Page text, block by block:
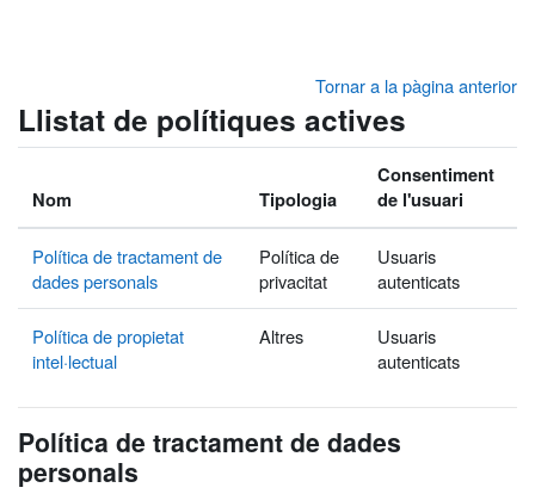
Tornar a la pàgina anterior
Llistat de polítiques actives
Nom Tipologia
Consentiment
de l'usuari
Política de tractament de
dades personals
Política de
privacitat
Usuaris
autenticats
Política de propietat
intel·lectual
Altres
Usuaris
autenticats
Política de tractament de dades
personals